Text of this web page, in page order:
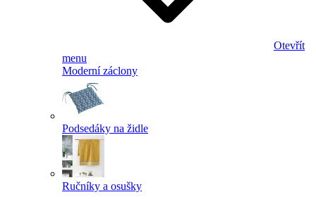
Otevřít
menu
Moderní záclony
Podsedáky na židle
Ručníky a osušky